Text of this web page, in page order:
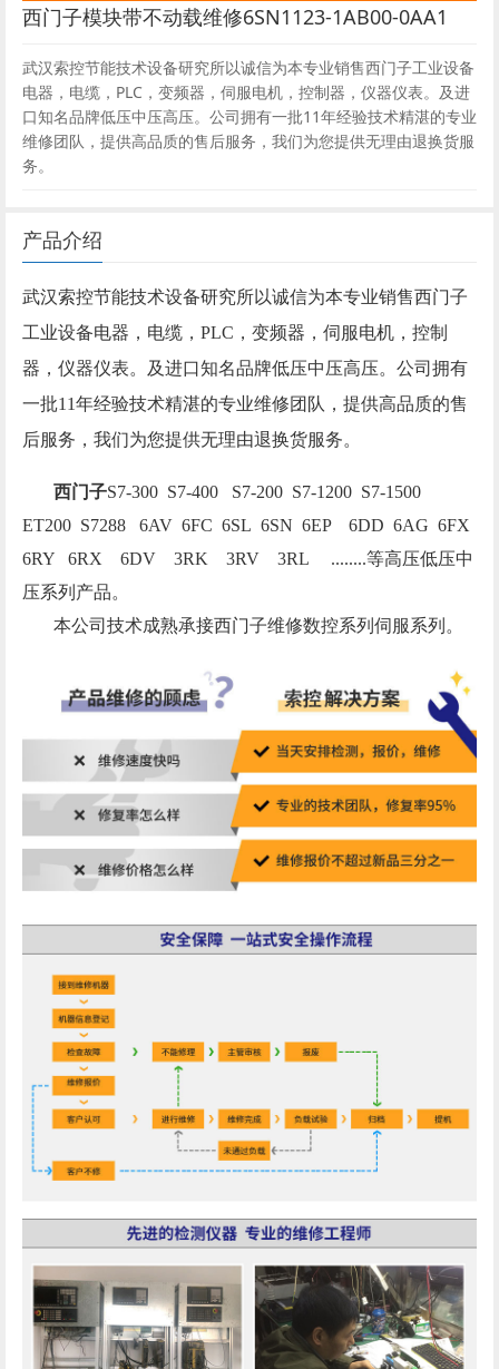
西门子模块带不动载维修6SN1123-1AB00-0AA1
武汉索控节能技术设备研究所以诚信为本专业销售西门子工业设备
电器，电缆，PLC，变频器，伺服电机，控制器，仪器仪表。及进
口知名品牌低压中压高压。公司拥有一批11年经验技术精湛的专业
维修团队，提供高品质的售后服务，我们为您提供无理由退换货服
务。
产品介绍
武汉索控节能技术设备研究所以诚信为本专业销售西门子
工业设备电器，电缆，PLC，变频器，伺服电机，控制
器，仪器仪表。及进口知名品牌低压中压高压。公司拥有
一批11年经验技术精湛的专业维修团队，提供高品质的售
后服务，我们为您提供无理由退换货服务。
西门子S7-300 S7-400 S7-200 S7-1200 S7-1500
ET200 S7288 6AV 6FC 6SL 6SN 6EP 6DD 6AG 6FX
6RY 6RX 6DV 3RK 3RV 3RL ........等高压低压中
压系列产品。
本公司技术成熟承接西门子维修数控系列伺服系列。